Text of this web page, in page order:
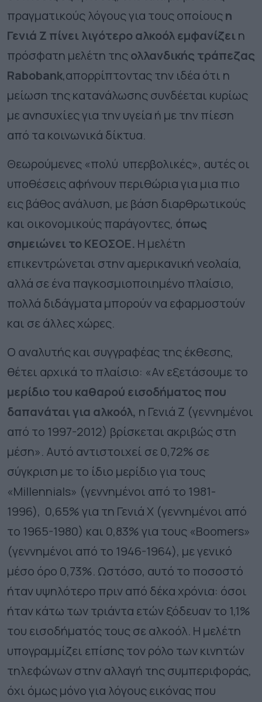
πραγματικούς λόγους για τους οποίουςη
Γενιά Ζ πίνει λιγότερο αλκοόλ εμφανίζειη
πρόσφατη μελέτη τηςολλανδικής τράπεζας
Rabobank,απορρίπτοντας την ιδέα ότι η
μείωση της κατανάλωσης συνδέεται κυρίως
με ανησυχίες για την υγεία ή με την πίεση
από τα κοινωνικά δίκτυα.
Θεωρούμενες «πολύ υπερβολικές», αυτές οι
υποθέσεις αφήνουν περιθώρια για μια πιο
εις βάθος ανάλυση, με βάση διαρθρωτικούς
και οικονομικούς παράγοντες, όπως
σημειώνει το ΚΕΟΣΟΕ. Η μελέτη
επικεντρώνεται στην αμερικανική νεολαία,
αλλά σε ένα παγκοσμιοποιημένο πλαίσιο,
πολλά διδάγματα μπορούν να εφαρμοστούν
και σε άλλες χώρες.
Ο αναλυτής και συγγραφέας της έκθεσης,
θέτει αρχικά το πλαίσιο: «Αν εξετάσουμε το
μερίδιο του καθαρού εισοδήματος που
δαπανάται για αλκοόλ, η Γενιά Ζ (γεννημένοι
από το 1997-2012) βρίσκεται ακριβώς στη
μέση». Αυτό αντιστοιχεί σε 0,72% σε
σύγκριση με το ίδιο μερίδιο για τους
«Millennials» (γεννημένοι από το 1981-
1996), 0,65% για τη Γενιά Χ (γεννημένοι από
το 1965-1980) και 0,83% για τους «Boomers»
(γεννημένοι από το 1946-1964), με γενικό
μέσο όρο 0,73%. Ωστόσο, αυτό το ποσοστό
ήταν υψηλότερο πριν από δέκα χρόνια: όσοι
ήταν κάτω των τριάντα ετών ξόδευαν το 1,1%
του εισοδήματός τους σε αλκοόλ. Η μελέτη
υπογραμμίζει επίσης τον ρόλο των κινητών
τηλεφώνων στην αλλαγή της συμπεριφοράς,
όχι όμως μόνο για λόγους εικόνας που